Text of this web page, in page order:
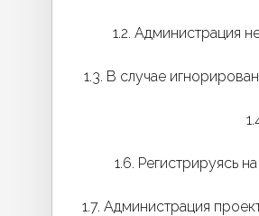
1.2. Администрация
1.3. В случае
1.6. Регистрируясь
1.7. Администрация